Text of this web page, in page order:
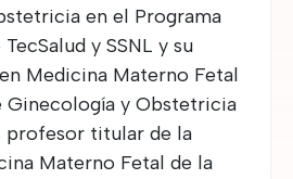
en el Programa
y SSNL y su
Medicina Materno Fetal
Ginecología y Obstetricia
profesor titular de la
Materno Fetal de la